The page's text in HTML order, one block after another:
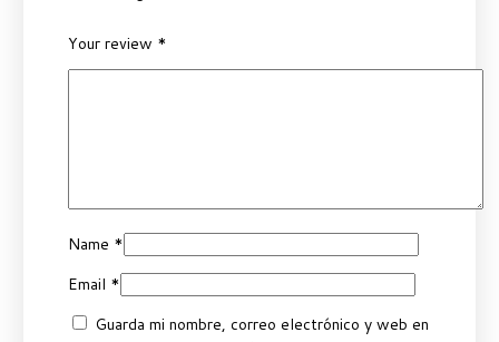
Your review *
Name *
Email *
Guarda mi nombre, correo electrónico y web en